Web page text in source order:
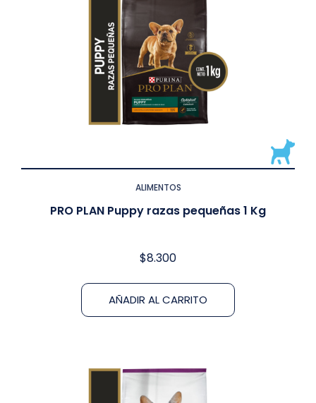
ALIMENTOS
PRO PLAN Puppy razas pequeñas 1 Kg
$8.300
AÑADIR AL CARRITO